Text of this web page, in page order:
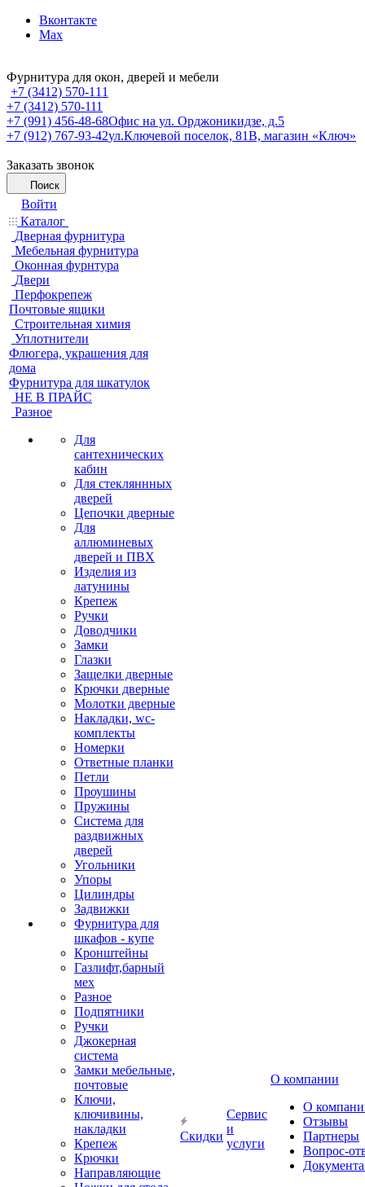
Вконтакте
Max
Фурнитура для окон, дверей и мебели
+7 (3412) 570-111
+7 (3412) 570-111
+7 (991) 456-48-68Офис на ул. Орджоникидзе, д.5
+7 (912) 767-93-42ул.Ключевой поселок, 81В, магазин «Ключ»
Заказать звонок
Поиск
Войти
Каталог
Дверная фурнитура
Мебельная фурнитура
Оконная фурнтура
Двери
Перфокрепеж
Почтовые ящики
Строительная химия
Уплотнители
Флюгера, украшения для
дома
Фурнитура для шкатулок
НЕ В ПРАЙС
Разное
Для
сантехнических
кабин
Для стекляннных
дверей
Цепочки дверные
Для
аллюминевых
дверей и ПВХ
Изделия из
латунины
Крепеж
Ручки
Доводчики
Замки
Глазки
Защелки дверные
Крючки дверные
Молотки дверные
Накладки, wc-
комплекты
Номерки
Ответные планки
Петли
Проушины
Пружины
Система для
раздвижных
дверей
Угольники
Упоры
Цилиндры
Задвижки
Фурнитура для
шкафов - купе
Кронштейны
Газлифт,барный
мех
Разное
Подпятники
Ручки
Джокерная
система
Замки мебельные,
почтовые
Ключи,
ключивины,
накладки
Крепеж
Крючки
Направляющие
Скидки
Сервис
и
услуги
О компании
О
Отзывы
Партнеры
Вопрос-